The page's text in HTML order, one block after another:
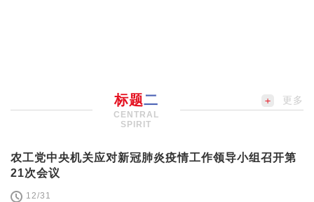
更多
标题二
CENTRAL
SPIRIT
农工党中央机关应对新冠肺炎疫情工作领导小组召开第
21次会议
12/31